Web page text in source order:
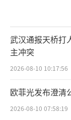
武汉通报天桥打
主冲突
2026-08-10 10:17:56
欧菲光发布澄清
2026-08-10 07:58:19